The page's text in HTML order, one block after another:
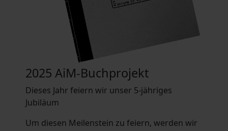
2025 AiM-Buchprojekt
Dieses Jahr feiern wir unser 5-jähriges
Jubiläum
Um diesen Meilenstein zu feiern, werden wir